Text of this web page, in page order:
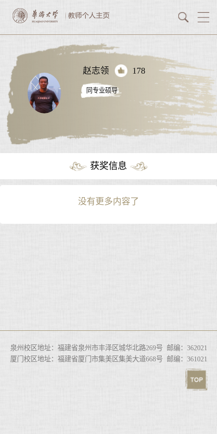
赵志领 178
同专业硕导
获奖信息
没有更多内容了
泉州校区地址：福建省泉州市丰泽区城华北路269号 邮编：362021
厦门校区地址：福建省厦门市集美区集美大道668号 邮编：361021